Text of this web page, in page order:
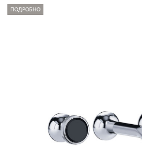
ПОДРОБНО